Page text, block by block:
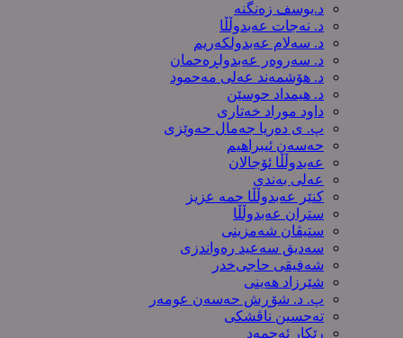
د.یوسف زه‌نگنه‌
د. نەجات عەبدوڵڵا
د. سەلام عەبدولكەریم
د. سەروەر عەبدولڕەحمان
د. هۆشمەند عەلی مەحمود
د. هیمداد حوسێن
داود موراد خەتاری
پ. ی دەریا جەمال حەوێزی
حەسەن ئیبراهیم
عەبدوڵڵا ئۆجالان
عەلی بەندی
کنێر عەبدوڵڵا حمە عزیز
ستران عەبدوڵڵا
ستیڤان شەمزینی
سەدیق سەعید رەواندزی
شه‌فیقی حاجی‌خدر
شێرزاد هەینی
پ. د. شۆڕش حەسەن عومەر
تەحسین ناڤشکی
رێکار ئەحمەد